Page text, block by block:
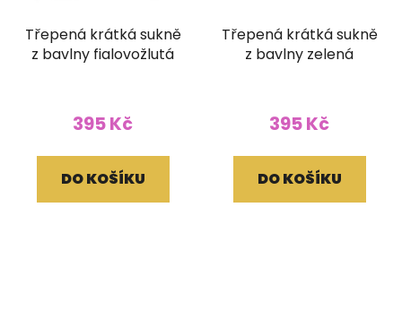
Třepená krátká sukně
z bavlny fialovožlutá
395 Kč
DO KOŠÍKU
Třepená krátká sukně
z bavlny zelená
395 Kč
DO KOŠÍKU